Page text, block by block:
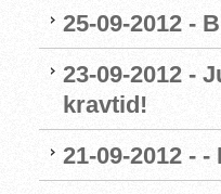
25-09-2012 -
23-09-2012 -
kravtid!
21-09-2012 -